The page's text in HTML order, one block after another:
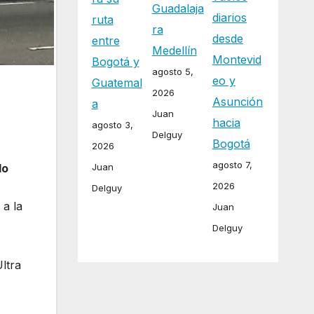
a la
ruta
entre
Bogotá y
Guatemal
a
agosto 3,
2026
Juan
Delguy
Guadalaja
ra
Medellín
agosto 5,
2026
Juan
Delguy
diarios
desde
Montevid
eo y
Asunción
hacia
Bogotá
agosto 7,
2026
Juan
Delguy